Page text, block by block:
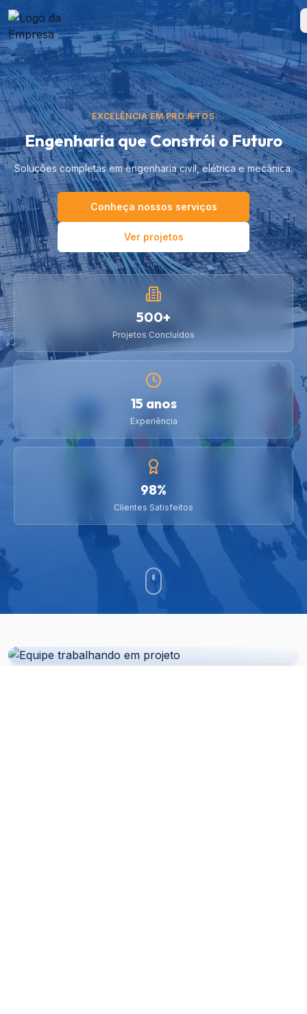
EXCELÊNCIA EM PROJETOS
Engenharia que Constrói o Futuro
Soluções completas em engenharia civil, elétrica e mecânica.
Conheça nossos serviços
Ver projetos
500+
Projetos Concluídos
15 anos
Experiência
98%
Clientes Satisfeitos